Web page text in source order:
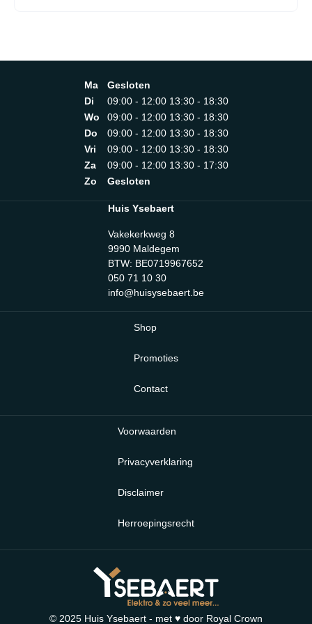
Metallic Grey en 1 Flat Bottle Rack Lades koelruimte: , 1
Lades vriesruimte: 3, Frosted NoFrost: automatische
ontdooiing van de vriesruimte 1894 mm inbouwhoogte
Ma
Gesloten
Di
09:00 - 12:00 13:30 - 18:30
Wo
09:00 - 12:00 13:30 - 18:30
Do
09:00 - 12:00 13:30 - 18:30
Vri
09:00 - 12:00 13:30 - 18:30
Za
09:00 - 12:00 13:30 - 17:30
Zo
Gesloten
Huis Ysebaert
Vakekerkweg 8
9990 Maldegem
BTW: BE0719967652
050 71 10 30
info@huisysebaert.be
Shop
Promoties
Contact
Voorwaarden
Privacyverklaring
Disclaimer
Herroepingsrecht
© 2025 Huis Ysebaert - met ♥ door Royal Crown